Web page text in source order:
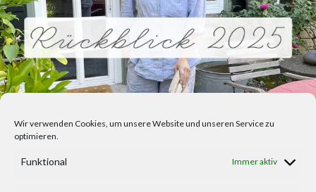
Wir verwenden Cookies, um unsere Website und unseren Service zu
optimieren.
Funktional Immer aktiv